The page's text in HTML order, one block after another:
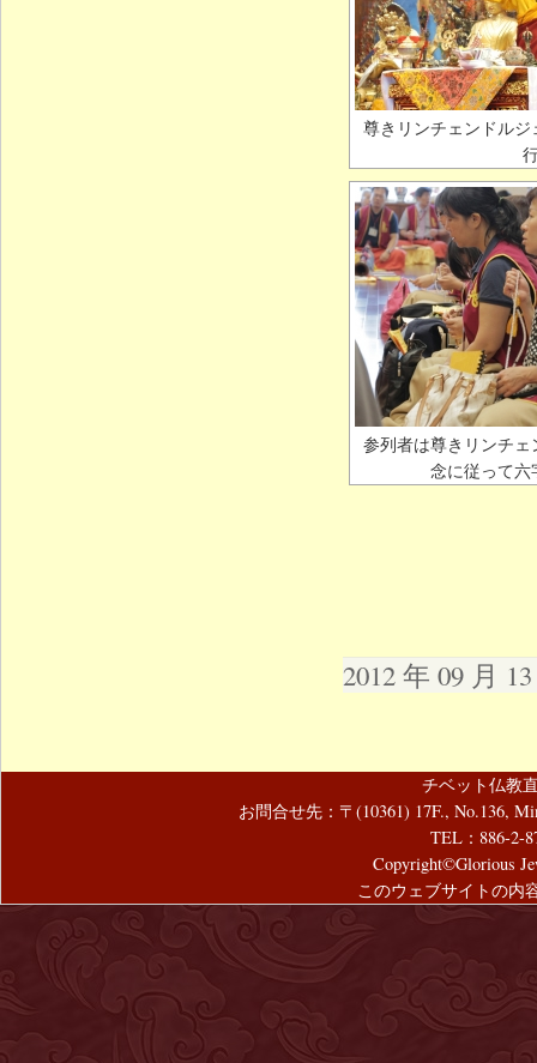
尊きリンチェンドル
参列者は尊きリンチ
念に従って六
2012 年 09 月
チベット仏教
お問合せ先：〒(10361) 17F., No.136,
TEL：886-2-
Copyright©Glorious
このウェブサイトの内